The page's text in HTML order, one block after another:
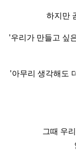
하지만
'우리가 만들고 싶
'아무리 생각해도
그때 우